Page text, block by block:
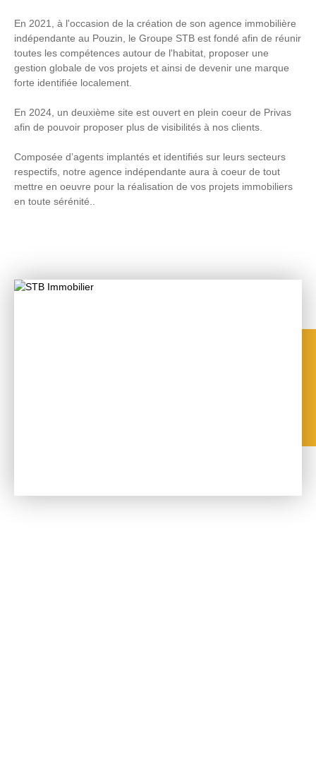
En 2021, à l'occasion de la création de son agence immobilière
indépendante au Pouzin, le Groupe STB est fondé afin de réunir
toutes les compétences autour de l'habitat, proposer une
gestion globale de vos projets et ainsi de devenir une marque
forte identifiée localement.
En 2024, un deuxième site est ouvert en plein coeur de Privas
afin de pouvoir proposer plus de visibilités à nos clients.
Composée d’agents implantés et identifiés sur leurs secteurs
respectifs, notre agence indépendante aura à coeur de tout
mettre en oeuvre pour la réalisation de vos projets immobiliers
en toute sérénité..